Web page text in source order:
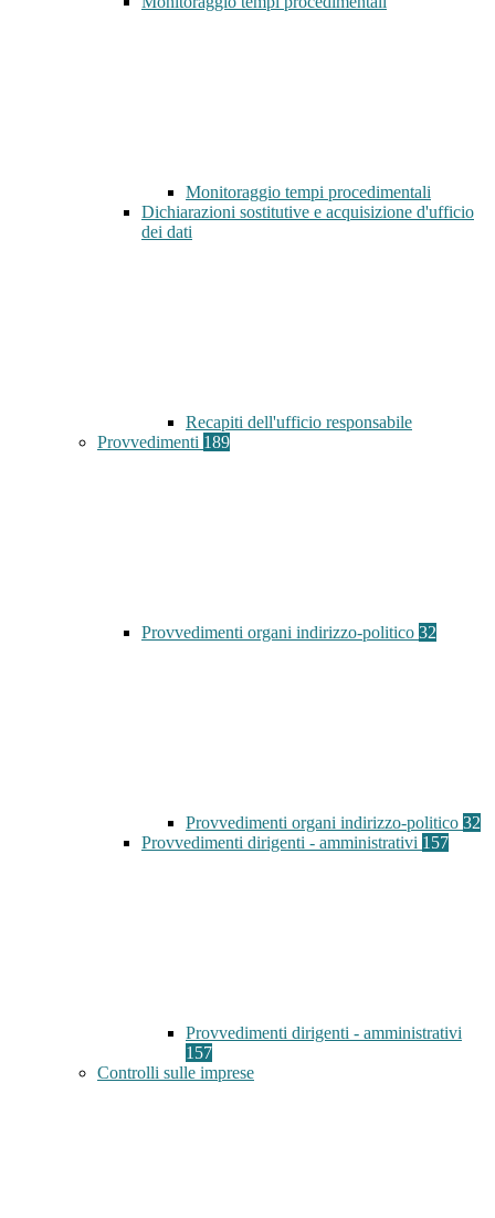
Monitoraggio tempi procedimentali
Dichiarazioni sostitutive e acquisizione d'ufficio
dei dati
Recapiti dell'ufficio responsabile
Provvedimenti 189
Provvedimenti organi indirizzo-politico 32
Provvedimenti organi indirizzo-politico 32
Provvedimenti dirigenti - amministrativi 157
Provvedimenti dirigenti - amministrativi
157
Controlli sulle imprese